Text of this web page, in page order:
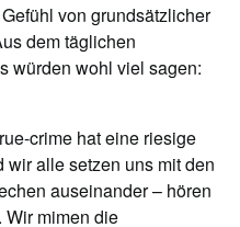
von grundsätzlicher
dem täglichen
würden wohl viel sagen:
crime hat eine riesige
alle setzen uns mit den
auseinander – hören
Wir mimen die